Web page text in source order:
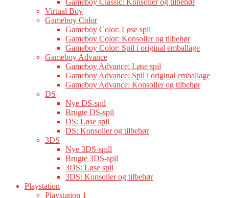
Gameboy Classic: Konsoller og tilbehør
Virtual Boy
Gameboy Color
Gameboy Color: Løse spil
Gameboy Color: Konsoller og tilbehør
Gameboy Color: Spil i original emballage
Gameboy Advance
Gameboy Advance: Løse spil
Gameboy Advance: Spil i original emballage
Gameboy Advance: Konsoller og tilbehør
DS
Nye DS-spil
Brugte DS-spil
DS: Løse spil
DS: Konsoller og tilbehør
3DS
Nye 3DS-spill
Brugte 3DS-spil
3DS: Løse spil
3DS: Konsoller og tilbehør
Playstation
Playstation 1